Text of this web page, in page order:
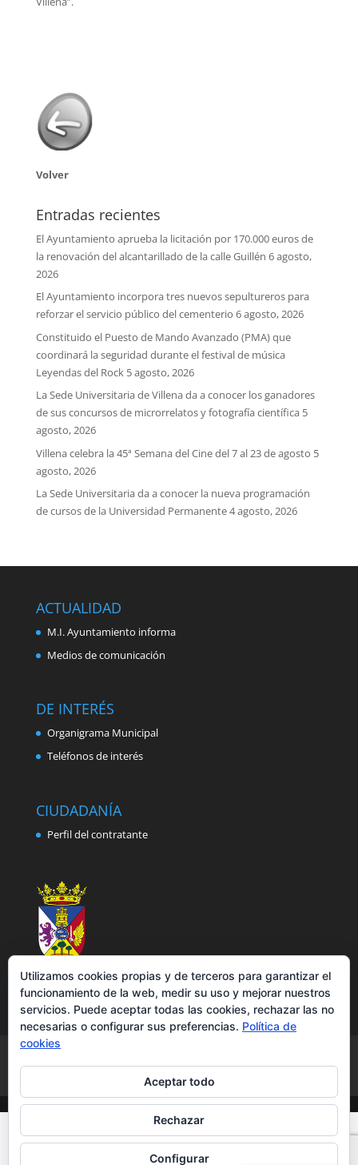
Volver
Entradas recientes
El Ayuntamiento aprueba la licitación por 170.000 euros de
la renovación del alcantarillado de la calle Guillén 6 agosto,
2026
El Ayuntamiento incorpora tres nuevos sepultureros para
reforzar el servicio público del cementerio 6 agosto, 2026
Constituido el Puesto de Mando Avanzado (PMA) que
coordinará la seguridad durante el festival de música
Leyendas del Rock 5 agosto, 2026
La Sede Universitaria de Villena da a conocer los ganadores
de sus concursos de microrrelatos y fotografía científica 5
agosto, 2026
Villena celebra la 45ª Semana del Cine del 7 al 23 de agosto 5
agosto, 2026
La Sede Universitaria da a conocer la nueva programación
de cursos de la Universidad Permanente4 agosto, 2026
ACTUALIDAD
M.I. Ayuntamiento informa
Medios de comunicación
DE INTERÉS
Organigrama Municipal
Teléfonos de interés
CIUDADANÍA
Perfil del contratante
Política de cookies
Accesibilidad
Utilizamos cookies propias y de terceros para garantizar el
funcionamiento de la web, medir su uso y mejorar nuestros
servicios. Puede aceptar todas las cookies, rechazar las no
necesarias o configurar sus preferencias. Política de
cookies
Aceptar todo
Rechazar
Configurar